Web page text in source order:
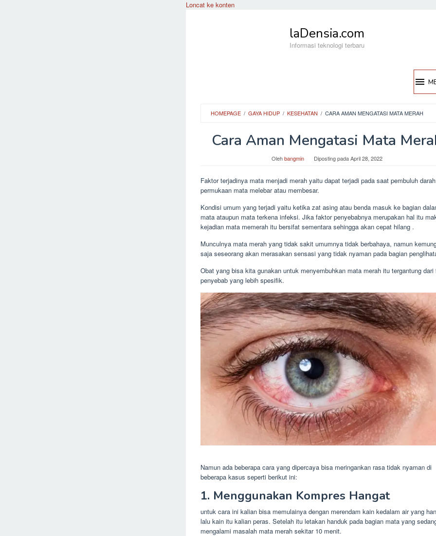
Loncat ke konten
laDensia.com
Informasi teknologi terbaru
HOMEPAGE / GAYA HIDUP / KESEHATAN / CARA AMAN MENGATASI MATA MERAH
Cara Aman Mengatasi Mata
Olehbangmin Diposting padaApril 28, 2022
Faktor terjadinya mata menjadi merah yaitu dapat terjadi pada saat pembuluh
permukaan mata melebar atau membesar.
Kondisi umum yang terjadi yaitu ketika zat asing atau benda masuk ke bagian
mata ataupun mata terkena infeksi. Jika faktor penyebabnya merupakan hal itu
kejadian mata memerah itu bersifat sementara sehingga akan cepat hilang .
Munculnya mata merah yang tidak sakit umumnya tidak berbahaya, namun
saja seseorang akan merasakan sensasi yang tidak nyaman pada bagian
Obat yang bisa kita gunakan untuk menyembuhkan mata merah itu tergantung dari
penyebab yang lebih spesifik.
Namun ada beberapa cara yang dipercaya bisa meringankan rasa tidak nyaman di
beberapa kasus seperti berikut ini:
1. Menggunakan Kompres Hangat
untuk cara ini kalian bisa memulainya dengan merendam kain kedalam air yang
lalu kain itu kalian peras. Setelah itu letakan handuk pada bagian mata yang
mengalami masalah mata merah sekitar 10 menit.